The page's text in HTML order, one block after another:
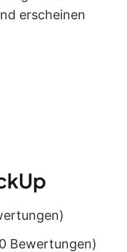
erscheinen
Bewertungen)